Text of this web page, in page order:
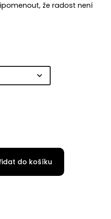
že radost není
do košíku